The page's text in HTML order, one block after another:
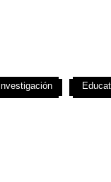
Investigación